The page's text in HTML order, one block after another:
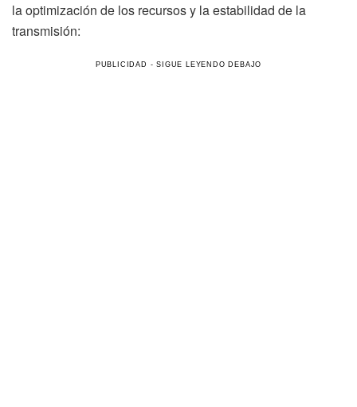
la optimización de los recursos y la estabilidad de la
transmisión: